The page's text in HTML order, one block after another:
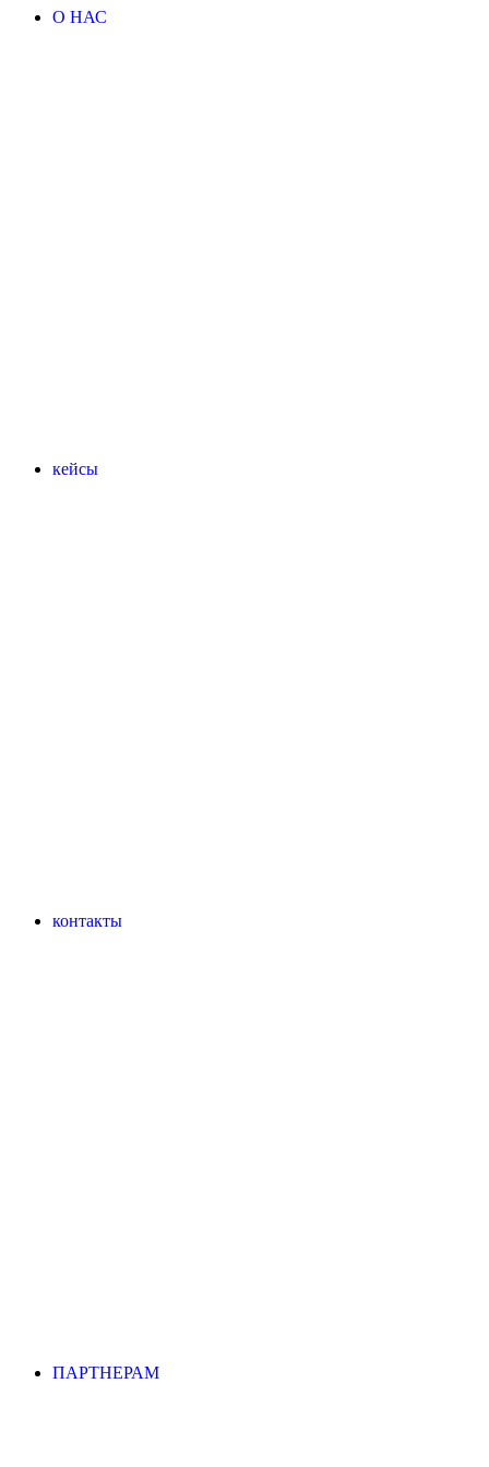
О НАС
кейсы
контакты
ПАРТНЕРАМ